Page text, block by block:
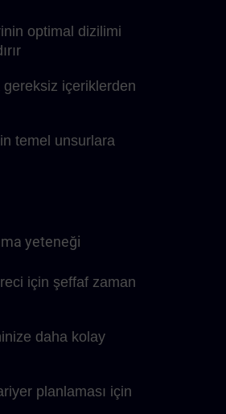
optimal dizilimi
içeriklerden
temel unsurlara
yeteneği
için şeffaf zaman
daha kolay
planlaması için